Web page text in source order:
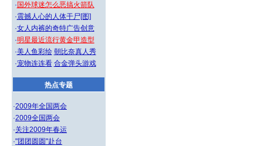
· 国外球迷怎么恶搞火箭队
·震撼人心的人体干尸[图]
·女人内裤的奇特广告创意
·明星最近流行黄金甲造型
·美人鱼彩绘 朝比奈真人秀
·宠物连连看 合金弹头游戏
热点专题
·2009年全国两会
·2009全国两会
·关注2009年春运
·"团团圆圆"赴台